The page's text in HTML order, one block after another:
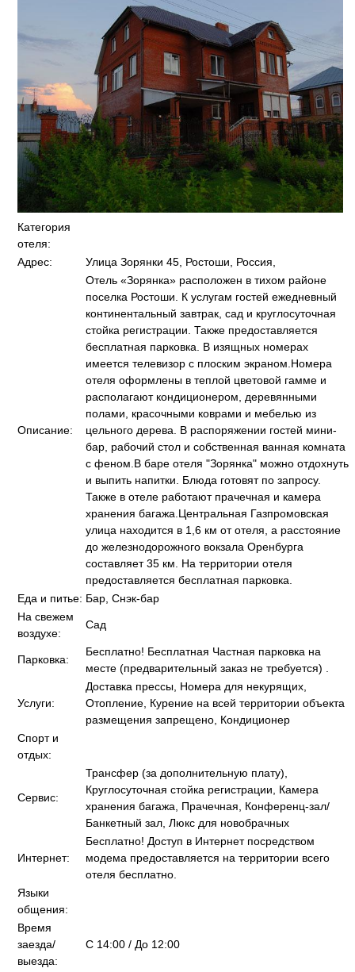
Категория
отеля:
Адрес:
Улица Зорянки 45, Ростоши, Россия,
Описание:
Отель «Зорянка» расположен в тихом районе
поселка Ростоши. К услугам гостей ежедневный
континентальный завтрак, сад и круглосуточная
стойка регистрации. Также предоставляется
бесплатная парковка. В изящных номерах
имеется телевизор с плоским экраном.Номера
отеля оформлены в теплой цветовой гамме и
располагают кондиционером, деревянными
полами, красочными коврами и мебелью из
цельного дерева. В распоряжении гостей мини-
бар, рабочий стол и собственная ванная комната
с феном.В баре отеля "Зорянка" можно отдохнуть
и выпить напитки. Блюда готовят по запросу.
Также в отеле работают прачечная и камера
хранения багажа.Центральная Газпромовская
улица находится в 1,6 км от отеля, а расстояние
до железнодорожного вокзала Оренбурга
составляет 35 км. На территории отеля
предоставляется бесплатная парковка.
Еда и питье: Бар, Снэк-бар
На свежем
воздухе:
Сад
Парковка:
Бесплатно! Бесплатная Частная парковка на
месте (предварительный заказ не требуется) .
Услуги:
Доставка прессы, Номера для некурящих,
Отопление, Курение на всей территории объекта
размещения запрещено, Кондиционер
Спорт и
отдых:
Сервис:
Трансфер (за дополнительную плату),
Круглосуточная стойка регистрации, Камера
хранения багажа, Прачечная, Конференц-зал/
Банкетный зал, Люкс для новобрачных
Интернет:
Бесплатно! Доступ в Интернет посредством
модема предоставляется на территории всего
отеля бесплатно.
Языки
общения:
Время
заезда/
выезда:
C 14:00 / До 12:00